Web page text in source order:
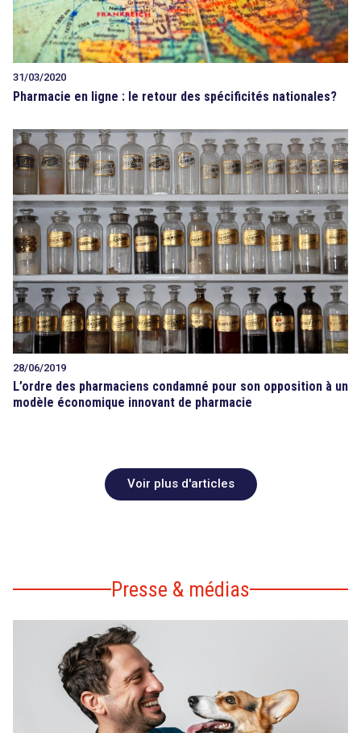
31/03/2020
Pharmacie en ligne : le retour des spécificités nationales?
28/06/2019
L’ordre des pharmaciens condamné pour son opposition à un
modèle économique innovant de pharmacie
Voir plus d'articles
Presse & médias